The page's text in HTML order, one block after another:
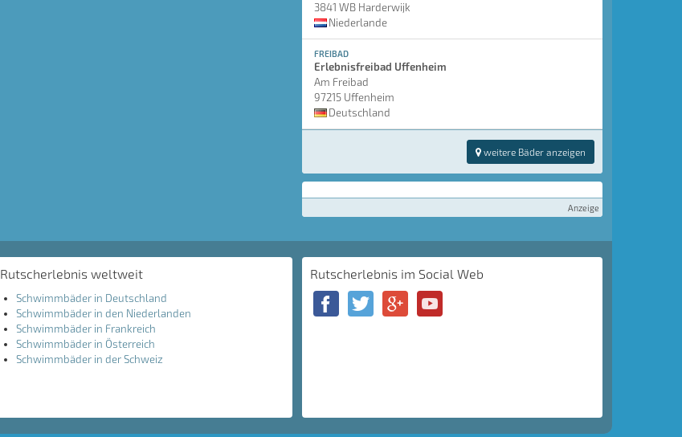
3841 WB Harderwijk
Niederlande
FREIBAD
Erlebnisfreibad Uffenheim
Am Freibad
97215 Uffenheim
Deutschland
weitere Bäder anzeigen
Anzeige
Rutscherlebnis weltweit
Schwimmbäder in Deutschland
Schwimmbäder in den Niederlanden
Schwimmbäder in Frankreich
Schwimmbäder in Österreich
Schwimmbäder in der Schweiz
Rutscherlebnis im Social Web